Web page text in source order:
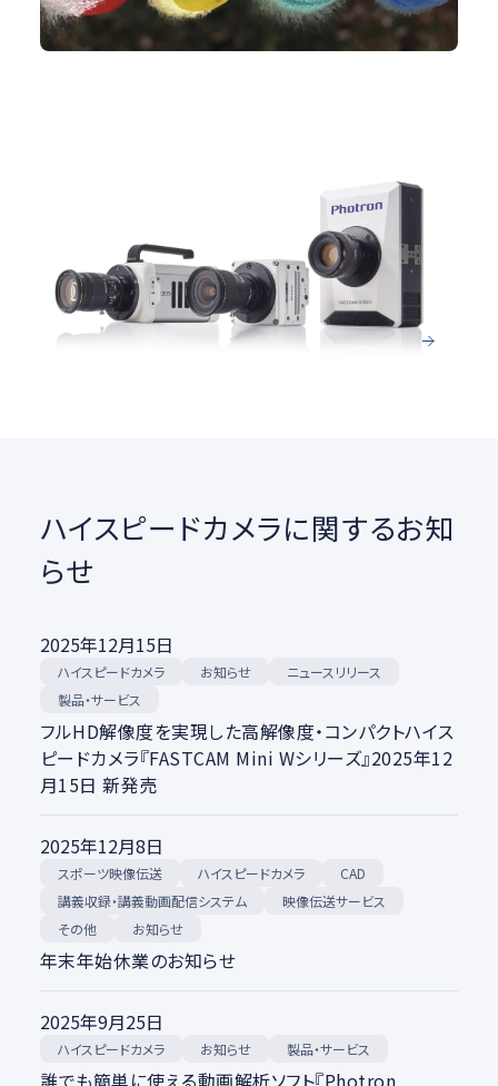
ハイスピードカメラの価格帯は？選び方のポイントを
#価格#選び方
コラムをすべてみる
ハイスピードカメラに関するお知
らせ
2025年12月15日
ハイスピードカメラ お知らせ
ニュースリリース
製品・サービス
フルHD解像度を実現した高解像度・コンパクトハイス
ピードカメラ『FASTCAM Mini Wシリーズ』2025年12
月15日 新発売
2025年12月8日
スポーツ映像伝送 ハイスピードカメラ CAD
講義収録・講義動画配信システム 映像伝送サービス
その他 お知らせ
年末年始休業のお知らせ
2025年9月25日
ハイスピードカメラ お知らせ 製品・サービス
誰でも簡単に使える動画解析ソフト『Photron